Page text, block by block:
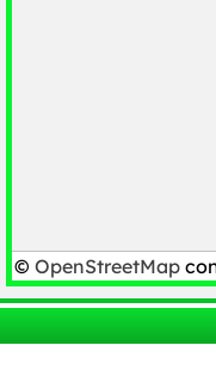
© OpenStreetMap